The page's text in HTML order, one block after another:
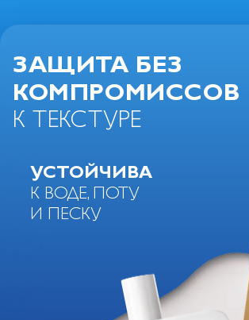
ЗАЩИТА БЕЗ
КОМПРОМИССОВ
К ТЕКСТУРЕ
УСТОЙЧИВА
К ВОДЕ, ПОТУ
И ПЕСКУ